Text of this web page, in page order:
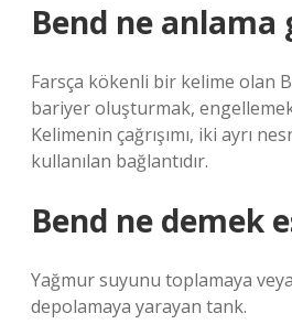
Bend ne anlama
Farsça kökenli bir kelime olan
bariyer oluşturmak,
Kelimenin çağrışımı, iki ayrı
kullanılan bağlantıdır.
Bend ne demek
Yağmur suyunu toplamaya
depolamaya yarayan tank.